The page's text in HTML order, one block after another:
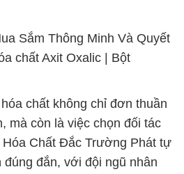
Sắm Thông Minh Và Quyết
chất Axit Oxalic | Bột
chất không chỉ đơn thuần
mà còn là việc chọn đối tác
Hóa Chất Đắc Trường Phát tự
đắn, với đội ngũ nhân